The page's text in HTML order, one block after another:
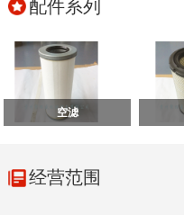
配件系列
空滤
经营范围